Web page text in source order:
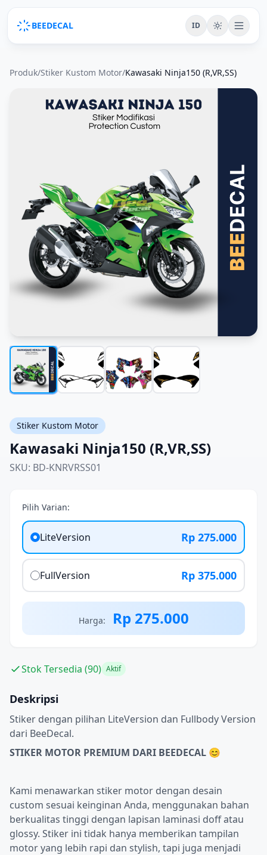
BEEDECAL ID
Produk/Stiker Kustom Motor/Kawasaki Ninja150 (R,VR,SS)
Stiker Kustom Motor
Kawasaki Ninja150 (R,VR,SS)
SKU: BD-KNRVRSS01
Pilih Varian:
LiteVersion Rp 275.000
FullVersion Rp 375.000
Harga: Rp 275.000
Stok Tersedia (90) Aktif
Deskripsi
Stiker dengan pilihan LiteVersion dan Fullbody Version
dari BeeDecal.
STIKER MOTOR PREMIUM DARI BEEDECAL 😊
Kami menawarkan stiker motor dengan desain
custom sesuai keinginan Anda, menggunakan bahan
berkualitas tinggi dengan lapisan laminasi doff atau
glossy. Stiker ini tidak hanya memberikan tampilan
motor yang lebih rapi dan stylish, tapi juga menjadi